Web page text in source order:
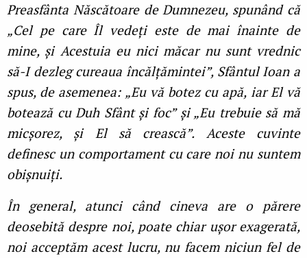
Preasfânta Născătoare de Dumnezeu, spunând că
„Cel pe care Îl vedeţi este de mai înainte de
mine, și Acestuia eu nici măcar nu sunt vrednic
să-I dezleg cureaua încălţămintei”, Sfântul Ioan a
spus, de asemenea: „Eu vă botez cu apă, iar El vă
botează cu Duh Sfânt și foc” și „Eu trebuie să mă
micșorez, și El să crească”. Aceste cuvinte
definesc un comportament cu care noi nu suntem
obișnuiţi.
În general, atunci când cineva are o părere
deosebită despre noi, poate chiar ușor exagerată,
noi acceptăm acest lucru, nu facem niciun fel de